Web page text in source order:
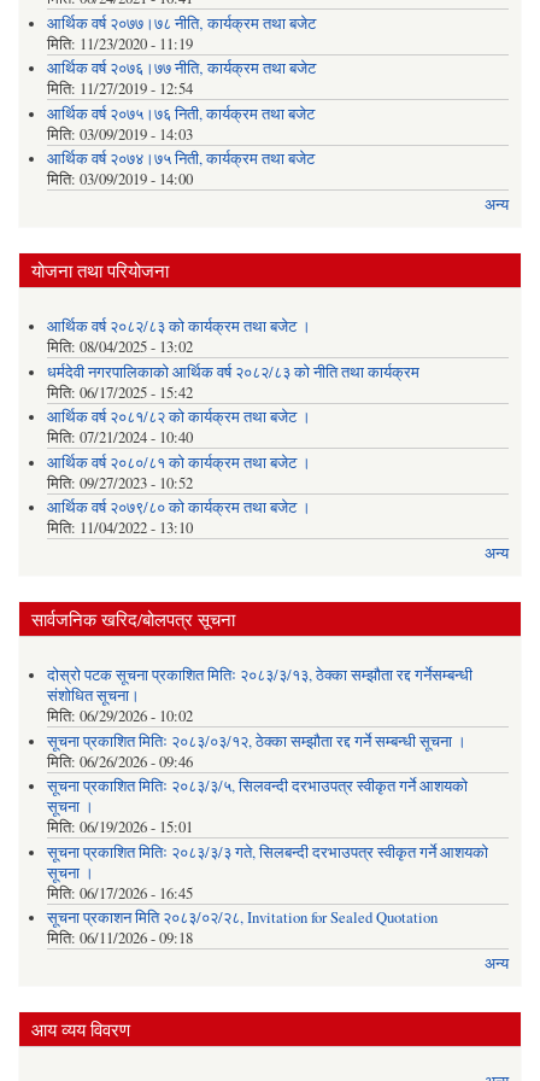
आर्थिक वर्ष २०७७।७८ नीति‚ कार्यक्रम तथा बजेट
मिति: 11/23/2020 - 11:19
आर्थिक वर्ष २०७६।७७ नीति‚ कार्यक्रम तथा बजेट
मिति: 11/27/2019 - 12:54
आर्थिक वर्ष २०७५।७६ निती, कार्यक्रम तथा बजेट
मिति: 03/09/2019 - 14:03
आर्थिक वर्ष २०७४।७५ निती, कार्यक्रम तथा बजेट
मिति: 03/09/2019 - 14:00
अन्य
योजना तथा परियोजना
आर्थिक वर्ष २०८२/८३ को कार्यक्रम तथा बजेट ।
मिति: 08/04/2025 - 13:02
धर्मदेवी नगरपालिकाको आर्थिक वर्ष २०८२/८३ को नीति तथा कार्यक्रम
मिति: 06/17/2025 - 15:42
आर्थिक वर्ष २०८१/८२ को कार्यक्रम तथा बजेट ।
मिति: 07/21/2024 - 10:40
आर्थिक वर्ष २०८०/८१ को कार्यक्रम तथा बजेट ।
मिति: 09/27/2023 - 10:52
आर्थिक वर्ष २०७९/८० को कार्यक्रम तथा बजेट ।
मिति: 11/04/2022 - 13:10
अन्य
सार्वजनिक खरिद/बोलपत्र सूचना
दोस्रो पटक सूचना प्रकाशित मितिः २०८३/३/१३, ठेक्का सम्झौता रद्द गर्नेसम्बन्धी
संशोधित सूचना।
मिति: 06/29/2026 - 10:02
सूचना प्रकाशित मितिः २०८३/०३/१२, ठेक्का सम्झौता रद्द गर्ने सम्बन्धी सूचना ।
मिति: 06/26/2026 - 09:46
सूचना प्रकाशित मितिः २०८३/३/५, सिलवन्दी दरभाउपत्र स्वीकृत गर्ने आशयको
सूचना ।
मिति: 06/19/2026 - 15:01
सूचना प्रकाशित मितिः २०८३/३/३ गते, सिलबन्दी दरभाउपत्र स्वीकृत गर्ने आशयको
सूचना ।
मिति: 06/17/2026 - 16:45
सूचना प्रकाशन मिति २०८३/०२/२८, Invitation for Sealed Quotation
मिति: 06/11/2026 - 09:18
अन्य
आय व्यय विवरण